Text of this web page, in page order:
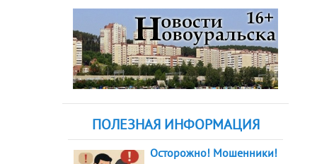
ПОЛЕЗНАЯ ИНФОРМАЦИЯ
Осторожно! Мошенники!